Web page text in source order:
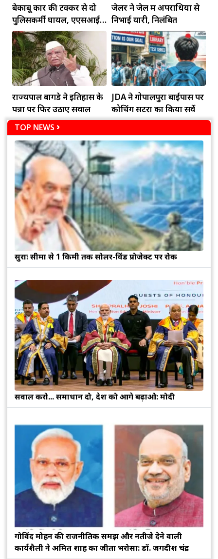
बेकाबू कार की टक्कर से दो
पुलिसकर्मी घायल, एएसआई
की हालत गंभीर
जेलर ने जेल में अपराधियों से
निभाई यारी, निलंबित
राज्यपाल बागडे ने इतिहास के
पन्नों पर फिर उठाए सवाल
JDA ने गोपालपुरा बाईपास पर
कोचिंग सेंटरों का किया सर्वे
TOP NEWS
सुरक्षाः सीमा से 1 किमी तक सोलर-विंड प्रोजेक्ट पर रोक
सवाल करो... समाधान दो, देश को आगे बढ़ाओ: मोदी
गोविंद मोहन की राजनीतिक समझ और नतीजे देने वाली
कार्यशैली ने अमित शाह का जीता भरोसा: डॉ. जगदीश चंद्र